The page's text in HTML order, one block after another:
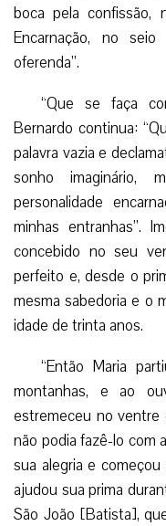
boca pela
Encarnação, no
oferenda”.
“Que se faça
Bernardo continua:
palavra vazia e
sonho imaginário,
personalidade
minhas entranhas”.
concebido no seu
perfeito e, desde o
mesma sabedoria e o
idade de trinta anos.
“Então Maria
montanhas, e ao
estremeceu no ventre
não podia fazê-lo com
sua alegria e
ajudou sua prima
São João [Batista],